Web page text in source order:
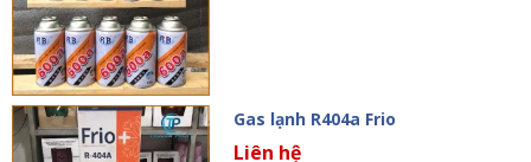
Gas lạnh R404a Frio
Liên hệ